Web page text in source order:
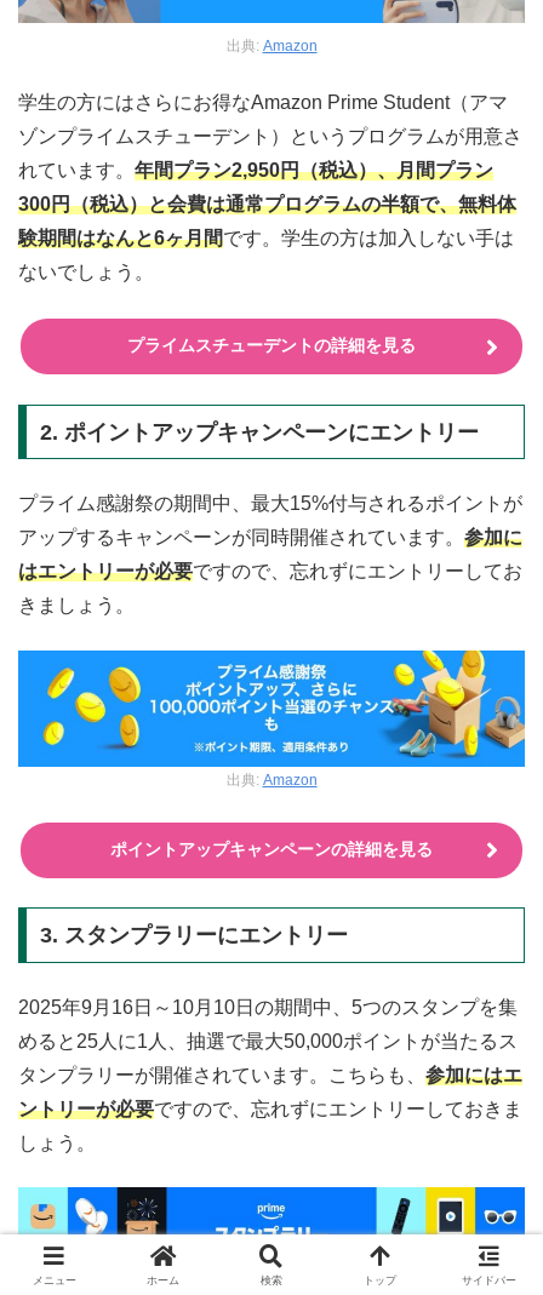
出典: Amazon
学生の方にはさらにお得なAmazon Prime Student（アマ
ゾンプライムスチューデント）というプログラムが用意さ
れています。 年間プラン2,950円（税込）、月間プラン
300円（税込）と会費は通常プログラムの半額で、無料体
験期間はなんと6ヶ月間です。学生の方は加入しない手は
ないでしょう。
プライムスチューデントの詳細を見る
2. ポイントアップキャンペーンにエントリー
プライム感謝祭の期間中、最大15%付与されるポイントが
アップするキャンペーンが同時開催されています。 参加に
はエントリーが必要ですので、忘れずにエントリーしてお
きましょう。
出典: Amazon
ポイントアップキャンペーンの詳細を見る
3. スタンプラリーにエントリー
2025年9月16日～10月10日の期間中、5つのスタンプを集
めると25人に1人、抽選で最大50,000ポイントが当たるス
タンプラリーが開催されています。こちらも、 参加にはエ
ントリーが必要ですので、忘れずにエントリーしておきま
しょう。
メニュー ホーム 検索 トップ サイドバー